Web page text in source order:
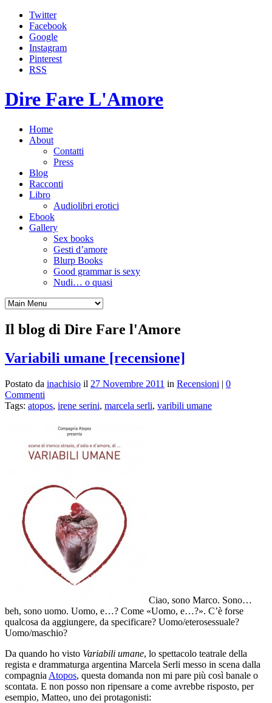
Twitter
Facebook
Google
Instagram
Pinterest
RSS
Dire Fare L'Amore
Home
About
Contatti
Press
Blog
Racconti
Libro
Audiolibri erotici
Ebook
Gallery
Sex books
Gesti d’amore
Blurp Books
Good grammar is sexy
Nudi… o quasi
Il blog di Dire Fare l'Amore
Variabili umane [recensione]
Postato da inachisio il 27 Novembre 2011 in Recensioni | 0
Commenti
Tags: atopos, irene serini, marcela serli, varibili umane
Ciao, sono Marco. Sono…
beh, sono uomo. Uomo, e…? Come «Uomo, e…?». C’è forse
qualcosa da aggiungere, da specificare? Uomo/eterosessuale?
Uomo/maschio?
Da quando ho visto Variabili umane, lo spettacolo teatrale della
regista e drammaturga argentina Marcela Serli messo in scena dalla
compagnia Atopos, questa domanda non mi pare più così banale o
scontata. E non posso non ripensare a come avrebbe risposto, per
esempio, Matteo, uno dei protagonisti: